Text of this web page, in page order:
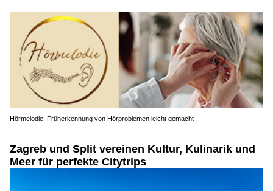
Hörmelodie: Früherkennung von Hörproblemen leicht gemacht
Zagreb und Split vereinen Kultur, Kulinarik und
Meer für perfekte Citytrips